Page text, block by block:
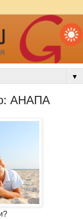
▼
АНАПА